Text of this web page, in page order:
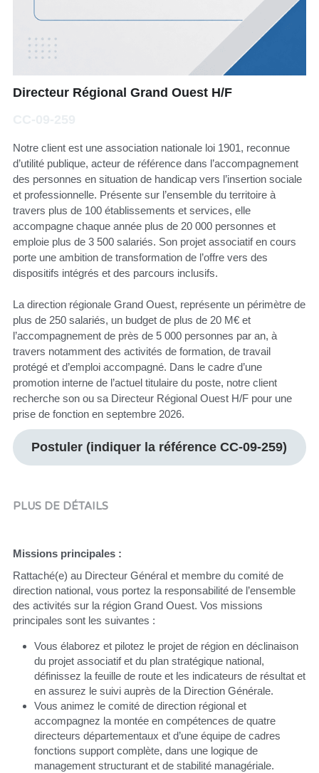
Directeur Régional Grand Ouest H/F
Notre client est une association nationale loi 1901, reconnue
d’utilité publique, acteur de référence dans l’accompagnement
des personnes en situation de handicap vers l’insertion sociale
et professionnelle. Présente sur l’ensemble du territoire à
travers plus de 100 établissements et services, elle
accompagne chaque année plus de 20 000 personnes et
emploie plus de 3 500 salariés. Son projet associatif en cours
porte une ambition de transformation de l’offre vers des
dispositifs intégrés et des parcours inclusifs.
La direction régionale Grand Ouest, représente un périmètre de
plus de 250 salariés, un budget de plus de 20 M€ et
l’accompagnement de près de 5 000 personnes par an, à
travers notamment des activités de formation, de travail
protégé et d’emploi accompagné. Dans le cadre d’une
promotion interne de l’actuel titulaire du poste, notre client
recherche son ou sa Directeur Régional Ouest H/F pour une
prise de fonction en septembre 2026.
Postuler (indiquer la référence CC-09-259)
PLUS DE DÉTAILS
Missions principales :
Rattaché(e) au Directeur Général et membre du comité de
direction national, vous portez la responsabilité de l’ensemble
des activités sur la région Grand Ouest. Vos missions
principales sont les suivantes :
Vous élaborez et pilotez le projet de région en déclinaison
du projet associatif et du plan stratégique national,
définissez la feuille de route et les indicateurs de résultat et
en assurez le suivi auprès de la Direction Générale.
Vous animez le comité de direction régional et
accompagnez la montée en compétences de quatre
directeurs départementaux et d’une équipe de cadres
fonctions support complète, dans une logique de
management structurant et de stabilité managériale.